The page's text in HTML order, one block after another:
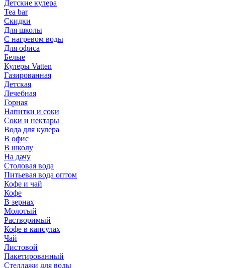
Детские кулера
Tea bar
Скидки
Для школы
С нагревом воды
Для офиса
Белые
Кулеры Vatten
Газированная
Детская
Лечебная
Горная
Напитки и соки
Соки и нектары
Вода для кулера
В офис
В школу
На дачу
Столовая вода
Питьевая вода оптом
Кофе и чай
Кофе
В зернах
Молотый
Растворимый
Кофе в капсулах
Чай
Листовой
Пакетированный
Стеллажи для воды